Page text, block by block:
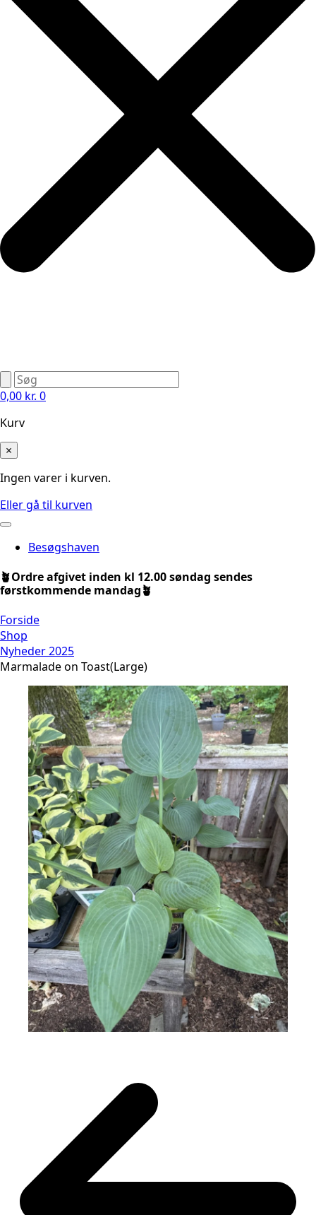
0,00 kr. 0
Kurv
×
Ingen varer i kurven.
Eller gå til kurven
Besøgshaven
🪴Ordre afgivet inden kl 12.00 søndag sendes
førstkommende mandag🪴
Forside
Shop
Nyheder 2025
Marmalade on Toast(Large)